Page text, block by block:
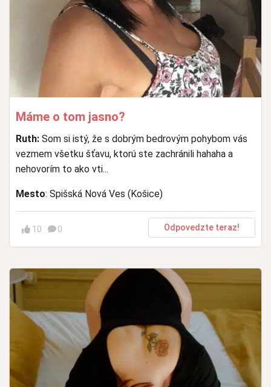
Máme o tom jasno?
Ruth: Som si istý, že s dobrým bedrovým pohybom vás
vezmem všetku šťavu, ktorú ste zachránili hahaha a
nehovorím to ako vti...
Mesto: Spišská Nová Ves (Košice)
10 0 Odpovedzte teraz!